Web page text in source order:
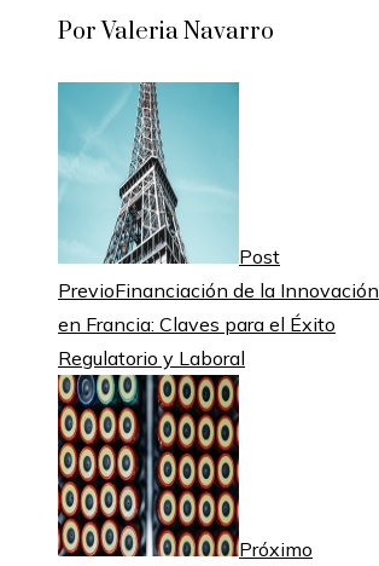
Por Valeria Navarro
Post
PrevioFinanciación de la Innovación
en Francia: Claves para el Éxito
Regulatorio y Laboral
Próximo